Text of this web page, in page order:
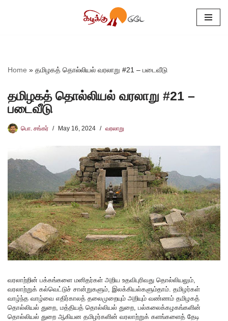
Home » தமிழகத் தொல்லியல் வரலாறு #21 – படைவீடு
தமிழகத் தொல்லியல் வரலாறு #21 –
படைவீடு
பொ. சங்கர் May 16, 2024 வரலாறு
வரலாற்றின் பக்கங்களை மனிதர்கள் அறிய உதவிபுரிவது தொல்லியலும்,
வரலாற்றுக் கல்வெட்டுச் சான்றுகளும், இலக்கியல்களும்தாம். தமிழர்கள்
வாழ்ந்த வாழ்வை எதிர்காலத் தலைமுறையும் அறியும் வண்ணம் தமிழகத்
தொல்லியல் துறை, மத்தியத் தொல்லியல் துறை, பல்கலைக்கழகங்களின்
தொல்லியல் துறை ஆகியன தமிழர்களின் வரலாற்றுக் களங்களைத் தேடி